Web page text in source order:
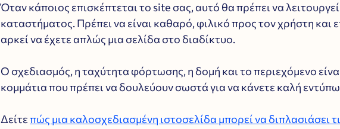
Όταν κάποιος επισκέπτεται το site σας, αυτό θα πρέπει να
καταστήματος. Πρέπει να είναι καθαρό, φιλικό προς τον χρήστη και
αρκεί να έχετε απλώς μια σελίδα στο διαδίκτυο.
Ο σχεδιασμός, η ταχύτητα φόρτωσης, η δομή και το περιεχόμενο
κομμάτια που πρέπει να δουλεύουν σωστά για να κάνετε καλή
Δείτε πώς μια καλοσχεδιασμένη ιστοσελίδα μπορεί να διπλασιάσει